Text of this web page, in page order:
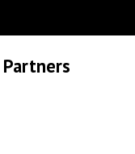
Partners